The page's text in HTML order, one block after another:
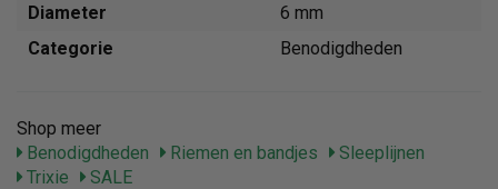
Diameter
6 mm
Categorie
Benodigdheden
Shop meer
Benodigdheden
Riemen en bandjes
Sleeplijnen
Trixie
SALE